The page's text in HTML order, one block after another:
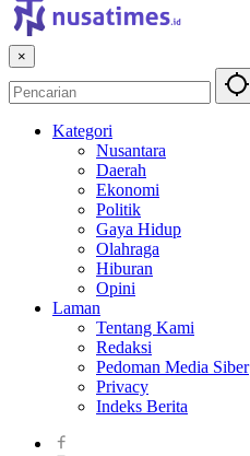
×
Kategori
Nusantara
Daerah
Ekonomi
Politik
Gaya Hidup
Olahraga
Hiburan
Opini
Laman
Tentang Kami
Redaksi
Pedoman Media Siber
Privacy
Indeks Berita